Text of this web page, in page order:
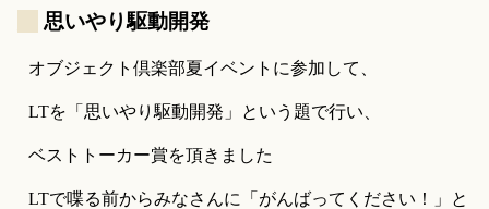
思いやり駆動開発
オブジェクト倶楽部夏イベントに参加して、
LTを「思いやり駆動開発」という題で行い、
ベストトーカー賞を頂きました
LTで喋る前からみなさんに「がんばってください！」と